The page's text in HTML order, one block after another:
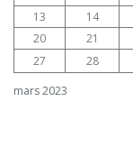
mars 2023
13
14
20
21
27
28